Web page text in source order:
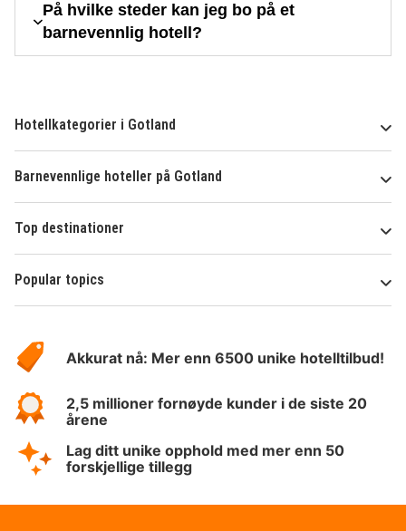
På hvilke steder kan jeg bo på et
barnevennlig hotell?
Hotellkategorier i Gotland
Barnevennlige hoteller på Gotland
Top destinationer
Popular topics
Hotelspecials
Akkurat nå: Mer enn 6500 unike hotelltilbud!
2,5 millioner fornøyde kunder i de siste 20
årene
Lag ditt unike opphold med mer enn 50
forskjellige tillegg